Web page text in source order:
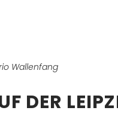
Wallenfang
DER